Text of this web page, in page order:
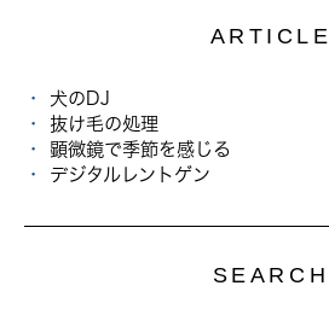
ARTICLE
犬のDJ
抜け毛の処理
顕微鏡で季節を感じる
デジタルレントゲン
SEARCH